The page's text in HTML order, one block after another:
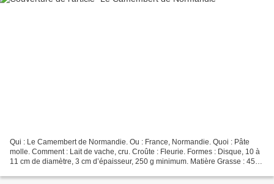
Qui : Le Camembert de Normandie. Ou : France, Normandie. Quoi : Pâte
molle. Comment : Lait de vache, cru. Croûte : Fleurie. Formes : Disque, 10 à
11 cm de diamètre, 3 cm d’épaisseur, 250 g minimum. Matière Grasse : 45%